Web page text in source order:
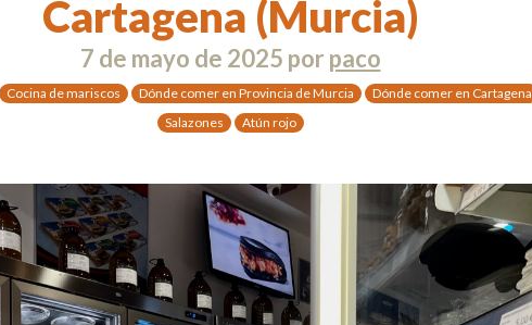
Cartagena (Murcia)
7 de mayo de 2025 por paco
Cocina de mariscos Dónde comer en Provincia de Murcia Dónde comer en Cartagena
Salazones
Atún rojo